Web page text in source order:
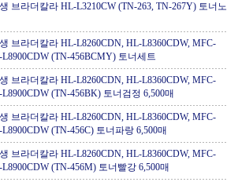
브라더칼라 HL-L3210CW (TN-263, TN-267Y) 토너노
브라더칼라 HL-L8260CDN, HL-L8360CDW, MFC-
L8900CDW (TN-456BCMY) 토너세트
브라더칼라 HL-L8260CDN, HL-L8360CDW, MFC-
(TN-456BK) 토너검정 6,500매
브라더칼라 HL-L8260CDN, HL-L8360CDW, MFC-
(TN-456C) 토너파랑 6,500매
브라더칼라 HL-L8260CDN, HL-L8360CDW, MFC-
(TN-456M) 토너빨강 6,500매